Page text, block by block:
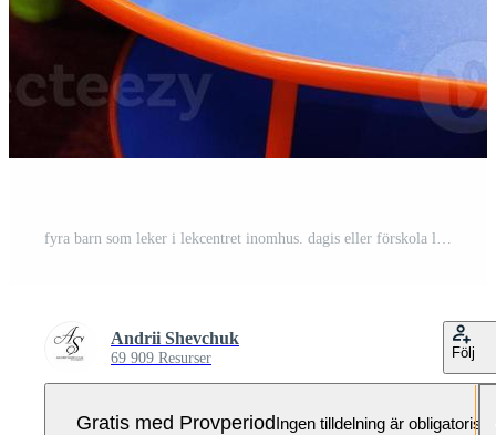
fyra barn som leker i lekcentret inomhus. dagis eller förskola lekrum. sitter vid bordet med plastfrukter. Pro Foto
Andrii Shevchuk
69 909 Resurser Följ
Gratis med ProvperiodIngen tilldelning är obligatorisk